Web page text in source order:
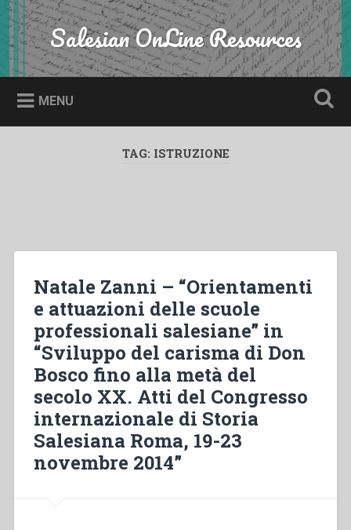
Skip
to
content
Search Salesian OnLine Resources
MENU
TAG: ISTRUZIONE
Natale Zanni – “Orientamenti
e attuazioni delle scuole
professionali salesiane” in
“Sviluppo del carisma di Don
Bosco fino alla metà del
secolo XX. Atti del Congresso
internazionale di Storia
Salesiana Roma, 19-23
novembre 2014”